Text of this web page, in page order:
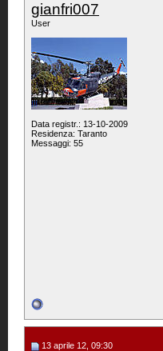
gianfri007
User
Data registr.: 13-10-2009
Residenza: Taranto
Messaggi: 55
13 aprile 12, 09:30